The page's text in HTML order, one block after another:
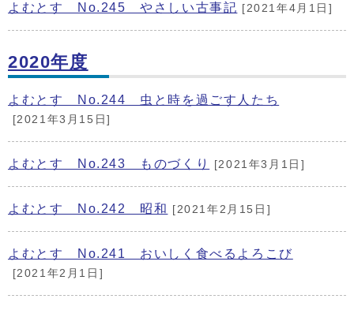
よむとす No.245 やさしい古事記 [2021年4月1日]
2020年度
よむとす No.244 虫と時を過ごす人たち
[2021年3月15日]
よむとす No.243 ものづくり [2021年3月1日]
よむとす No.242 昭和 [2021年2月15日]
よむとす No.241 おいしく食べるよろこび
[2021年2月1日]